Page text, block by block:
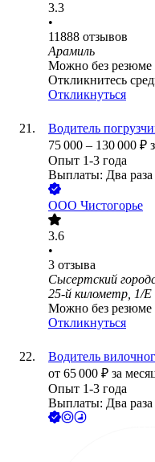
3.3
•
11888 отзывов
Арамиль
Можно без резюме
Откликнитесь
Откликнуться
Водитель
75 000 – 130 000 ₽
Опыт 1-3 года
Выплаты: Два раза
ООО Чистогорье
3.6
•
3 отзыва
Сысертский
25-й километр, 1/Е
Можно без резюме
Откликнуться
Водитель
от 65 000 ₽ за
Опыт 1-3 года
Выплаты: Два раза